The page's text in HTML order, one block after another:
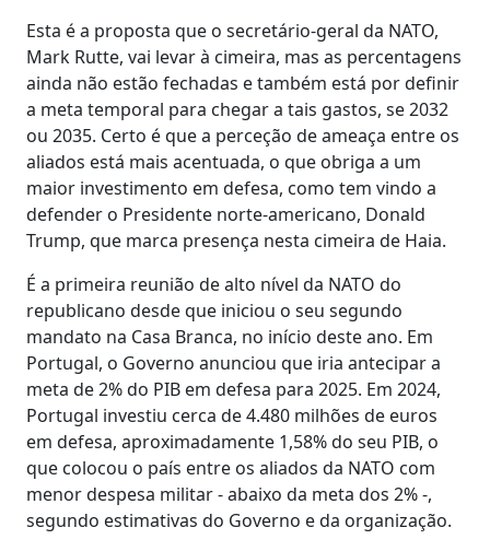
Esta é a proposta que o secretário-geral da NATO,
Mark Rutte, vai levar à cimeira, mas as percentagens
ainda não estão fechadas e também está por definir
a meta temporal para chegar a tais gastos, se 2032
ou 2035. Certo é que a perceção de ameaça entre os
aliados está mais acentuada, o que obriga a um
maior investimento em defesa, como tem vindo a
defender o Presidente norte-americano, Donald
Trump, que marca presença nesta cimeira de Haia.
É a primeira reunião de alto nível da NATO do
republicano desde que iniciou o seu segundo
mandato na Casa Branca, no início deste ano. Em
Portugal, o Governo anunciou que iria antecipar a
meta de 2% do PIB em defesa para 2025. Em 2024,
Portugal investiu cerca de 4.480 milhões de euros
em defesa, aproximadamente 1,58% do seu PIB, o
que colocou o país entre os aliados da NATO com
menor despesa militar - abaixo da meta dos 2% -,
segundo estimativas do Governo e da organização.